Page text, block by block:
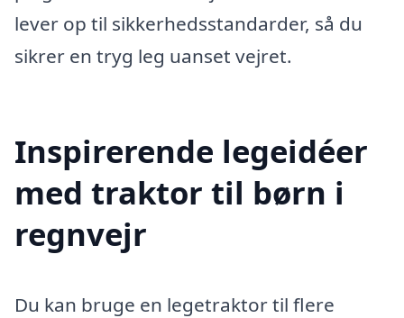
lever op til sikkerhedsstandarder, så du
sikrer en tryg leg uanset vejret.
Inspirerende legeidéer
med traktor til børn i
regnvejr
Du kan bruge en legetraktor til flere